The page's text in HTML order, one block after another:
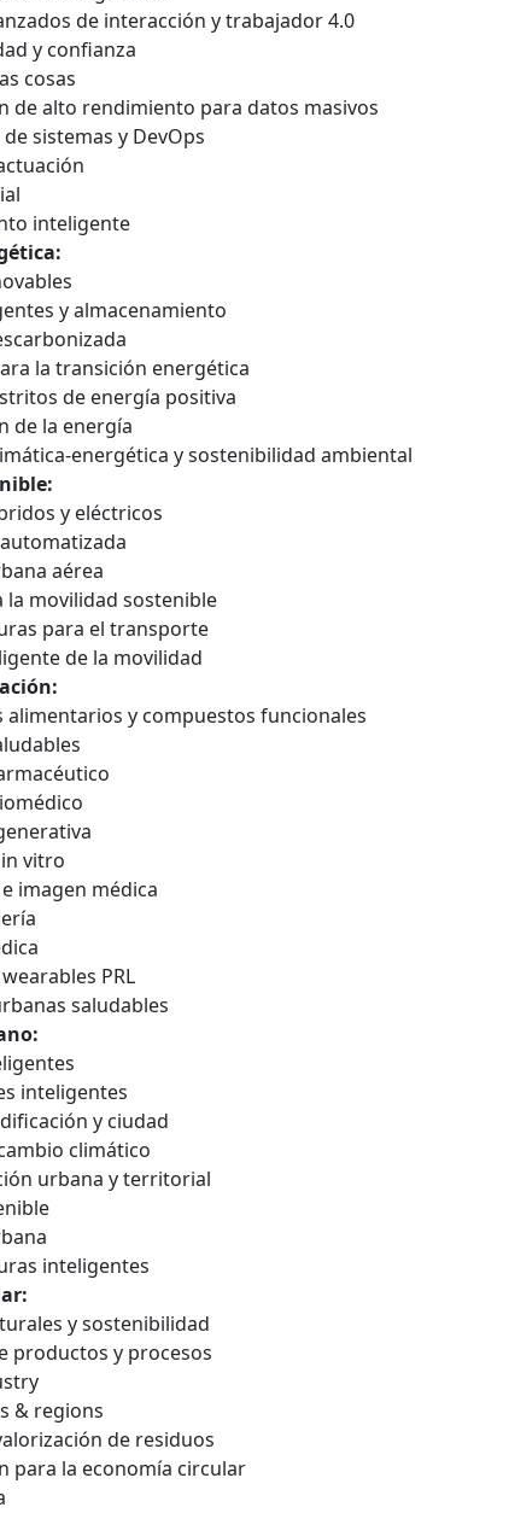
de interacción y trabajador 4.0
y confianza
cosas
de alto rendimiento para datos masivos
sistemas y DevOps
inteligente
y almacenamiento
la transición energética
de energía positiva
de la energía
energética y sostenibilidad ambiental
y eléctricos
aérea
la movilidad sostenible
para el transporte
de la movilidad
alimentarios y compuestos funcionales
vitro
imagen médica
PRL
saludables
inteligentes
y ciudad
climático
urbana y territorial
inteligentes
y sostenibilidad
productos y procesos
& regions
de residuos
para la economía circular